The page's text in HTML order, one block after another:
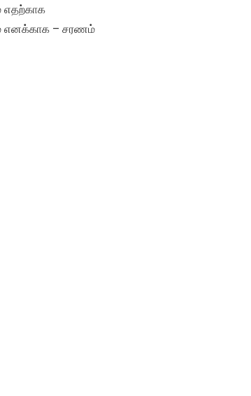
எனக்காக – சரணம்